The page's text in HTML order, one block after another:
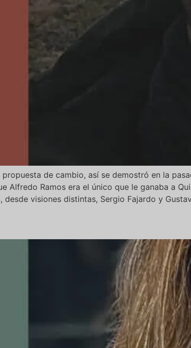
de cambio, así se demostró en la
Alfredo Ramos era el único que le ganaba a
visiones distintas, Sergio Fajardo y